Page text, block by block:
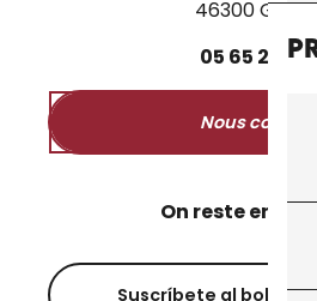
46300
05 65 27 52
Nous
On reste en
Suscríbete al boletín